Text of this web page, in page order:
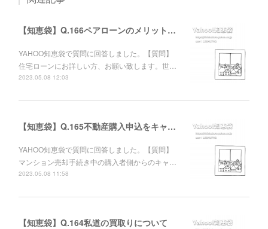
【知恵袋】Q.166ペアローンのメリットについて
YAHOO知恵袋で質問に回答しました。【質問】
住宅ローンにお詳しい方、お願い致します。世…
2023.05.08 12:03
【知恵袋】Q.165不動産購入申込をキャンセルした相手方への責任追及について
YAHOO知恵袋で質問に回答しました。【質問】
マンション売却手続き中の購入者側からのキャ…
2023.05.08 11:58
【知恵袋】Q.164私道の買取りについて